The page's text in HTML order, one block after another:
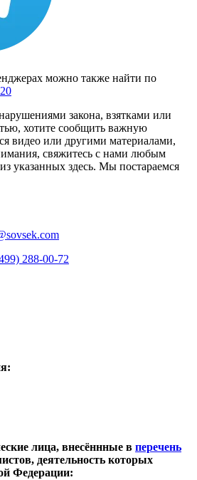
можно также найти по
закона, взятками или
хотите сообщить важную
видео или другими материалами,
свяжитесь с нами любым
указанных здесь. Мы постараемся
288-00-72
лица, внесённные в перечень
деятельность которых
Федерации: